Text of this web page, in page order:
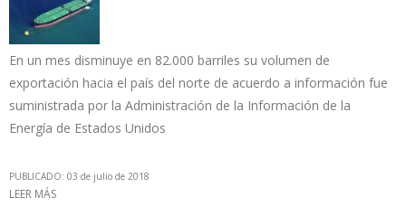
En un mes disminuye en 82.000 barriles su volumen de
exportación hacia el país del norte de acuerdo a información fue
suministrada por la Administración de la Información de la
Energía de Estados Unidos
PUBLICADO: 03 de julio de 2018
LEER MÁS